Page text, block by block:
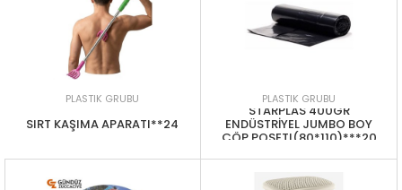
PLASTIK GRUBU
SIRT KAŞIMA APARATI**24
PLASTIK GRUBU
STARPLAS 400GR
ENDÜSTRİYEL JUMBO BOY
ÇÖP POSETI(80*110)***20